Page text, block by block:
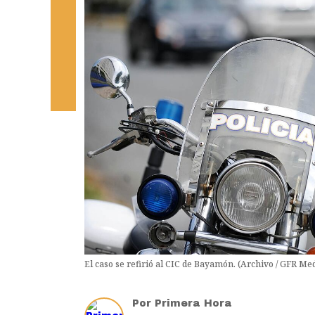
El caso se refirió al CIC de Bayamón. (Archivo / GFR
Por Primera Hora